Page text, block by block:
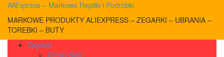
AliExpress – Markowe Repliki i Podróbki
MARKOWE PRODUKTY ALIEXPRESS – ZEGARKI – UBRANIA –
TOREBKI – BUTY
Zegarki
Calvin Klein